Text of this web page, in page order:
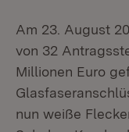
Am 23. August
von 32
Millionen Euro
nun weiße